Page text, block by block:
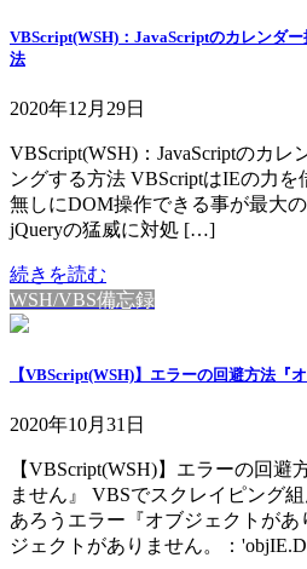
VBScript(WSH)：JavaScriptのカレンダ
法
2020年12月29日
VBScript(WSH)：JavaScriptのカ
ングする方法 VBScriptはIEの力
無しにDOM操作できる事が最大
jQueryの猛威に対処 […]
続きを読む
WSH/VBS備忘録
【VBScript(WSH)】エラーの回避方法『
2020年10月31日
【VBScript(WSH)】エラーの回避
ません』 VBSでスクレイピング
あろうエラー『オブジェクトが
ジェクトがありません。：